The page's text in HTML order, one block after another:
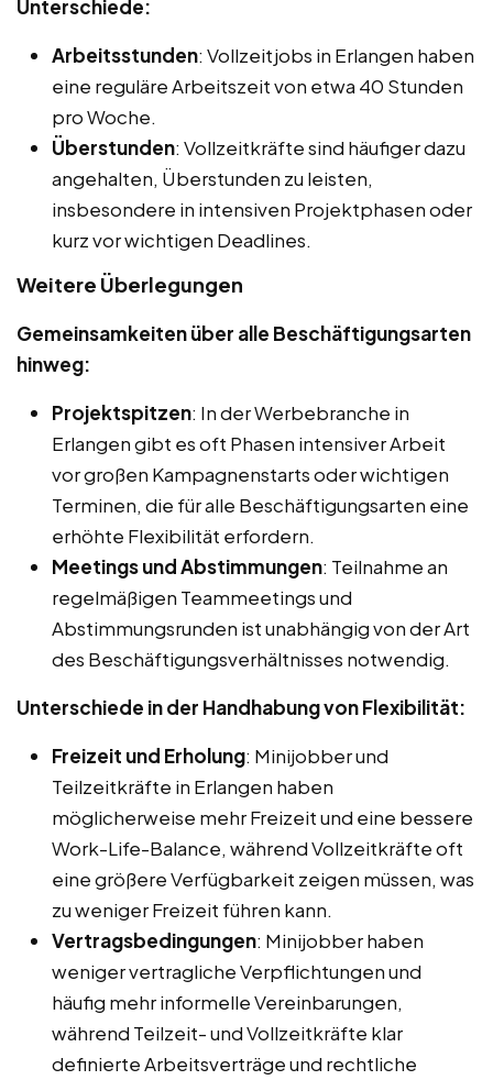
Unterschiede:
Arbeitsstunden: Vollzeitjobs in Erlangen haben
eine reguläre Arbeitszeit von etwa 40 Stunden
pro Woche.
Überstunden: Vollzeitkräfte sind häufiger dazu
angehalten, Überstunden zu leisten,
insbesondere in intensiven Projektphasen oder
kurz vor wichtigen Deadlines.
Weitere Überlegungen
Gemeinsamkeiten über alle Beschäftigungsarten
hinweg:
Projektspitzen: In der Werbebranche in
Erlangen gibt es oft Phasen intensiver Arbeit
vor großen Kampagnenstarts oder wichtigen
Terminen, die für alle Beschäftigungsarten eine
erhöhte Flexibilität erfordern.
Meetings und Abstimmungen: Teilnahme an
regelmäßigen Teammeetings und
Abstimmungsrunden ist unabhängig von der Art
des Beschäftigungsverhältnisses notwendig.
Unterschiede in der Handhabung von Flexibilität:
Freizeit und Erholung: Minijobber und
Teilzeitkräfte in Erlangen haben
möglicherweise mehr Freizeit und eine bessere
Work-Life-Balance, während Vollzeitkräfte oft
eine größere Verfügbarkeit zeigen müssen, was
zu weniger Freizeit führen kann.
Vertragsbedingungen: Minijobber haben
weniger vertragliche Verpflichtungen und
häufig mehr informelle Vereinbarungen,
während Teilzeit- und Vollzeitkräfte klar
definierte Arbeitsverträge und rechtliche